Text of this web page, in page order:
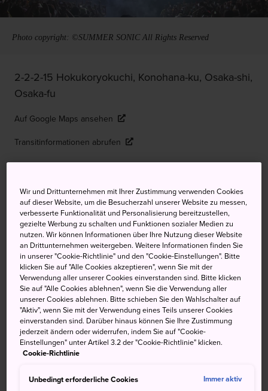
Photo copyright: ©SUMMER SONIC All Rights Reserved
2-2-2-15 Hokukoryokuchi, Konohana-ku, Osaka-shi,
Osaka-fu
Auf Google Maps ansehen
Transitinformationen abrufen
STICHWORTE KARTE
Pop und Rock aus Asien treffen
bei Uferspektakel auf Kollegen
aus dem Westen
Beim Summer Sonic-Festival in Osaka werden die Besten
aus beiden Welten kuratiert: die besten Rock-, Pop- und
EDM-Künstler aus Japan und aus der ganzen Welt. In der
Vergangenheit sind bei diesem jährlich im August
stattfindenden Festival berühmte Gruppen wie
aufgetreten, sodass das Summer Sonic-Festival von Osaka
Wir und Drittunternehmen mit Ihrer Zustimmung verwenden Cookies
auf dieser Website, um die Besucherzahl unserer Website zu messen,
verbesserte Funktionalität und Personalisierung bereitzustellen,
gezielte Werbung zu schalten und Funktionen sozialer Medien zu
nutzen. Wir können Informationen über Ihre Nutzung dieser Website
an Drittunternehmen weitergeben. Weitere Informationen finden Sie
in unserer "Cookie-Richtlinie" und den "Cookie-Einstellungen". Bitte
klicken Sie auf "Alle Cookies akzeptieren", wenn Sie mit der
Verwendung aller unserer Cookies einverstanden sind. Bitte klicken
Sie auf "Alle Cookies ablehnen", wenn Sie die Verwendung aller
unserer Cookies ablehnen. Bitte schieben Sie den Wahlschalter auf
"Aktiv", wenn Sie mit der Verwendung eines Teils unserer Cookies
einverstanden sind. Darüber hinaus können Sie Ihre Zustimmung
jederzeit ändern oder widerrufen, indem Sie auf "Cookie-
Einstellungen" unter Artikel 3.2 der "Cookie-Richtlinie" klicken.
Cookie-Richtlinie
Unbedingt erforderliche Cookies Immer aktiv